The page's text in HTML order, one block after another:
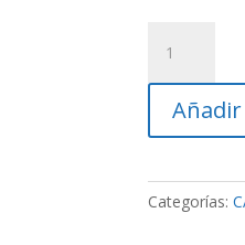
D.T
cantidad
Categorías: